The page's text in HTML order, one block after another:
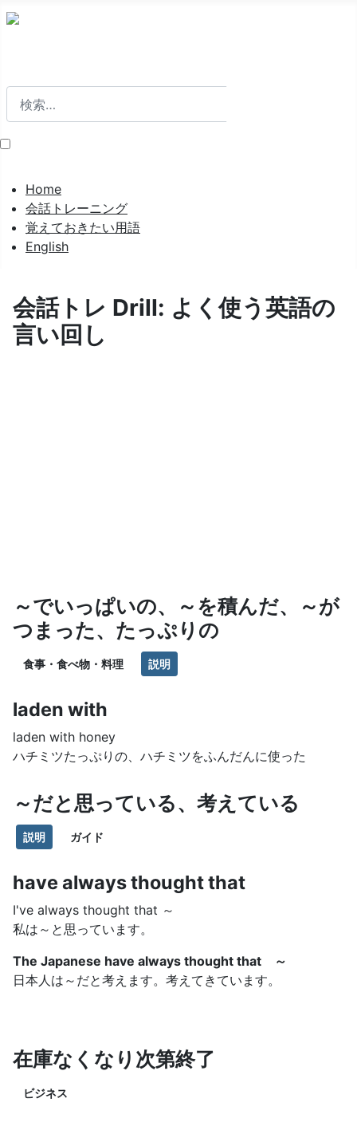
Home
会話トレーニング
覚えておきたい用語
English
会話トレ Drill: よく使う英語の
言い回し
～でいっぱいの、～を積んだ、～が
つまった、たっぷりの
食事・食べ物・料理 説明
laden with
laden with honey
ハチミツたっぷりの、ハチミツをふんだんに使った
～だと思っている、考えている
説明 ガイド
have always thought that
I've always thought that ～
私は～と思っています。
The Japanese have always thought that ～
日本人は～だと考えます。考えてきています。
在庫なくなり次第終了
ビジネス